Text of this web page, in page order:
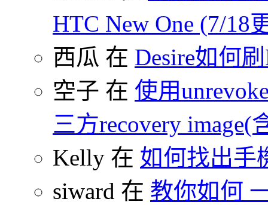
HTC New One (7/18
西瓜 在 Desire如何
空子 在 使用
三方recovery image(
Kelly 在 如何找出手
siward 在 教你如何